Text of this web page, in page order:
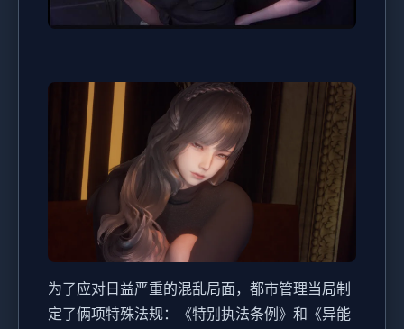
为了应对日益严重的混乱局面，都市管理当局制
定了俩项特殊法规：《特别执法条例》和《异能